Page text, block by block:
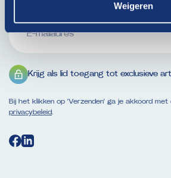
Weigeren
E-
mailadres
Krijg als lid toegang tot exclusieve
Bij het klikken op ‘Verzenden’ ga je akkoord met
privacybeleid